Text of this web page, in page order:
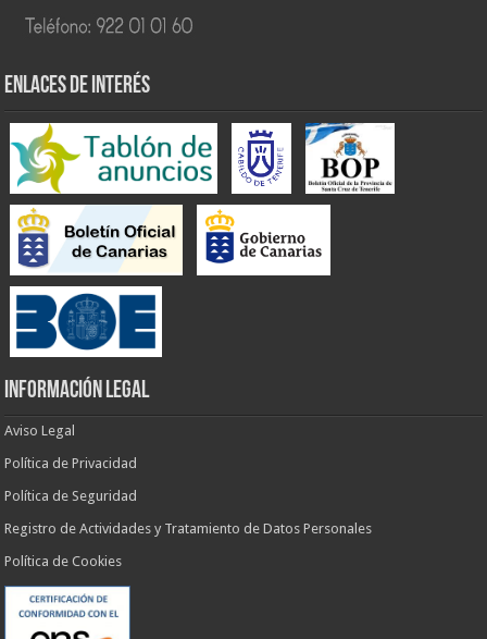
ENLACES DE INTERÉS
INFORMACIÓN LEGAL
Aviso Legal
Política de Privacidad
Política de Seguridad
Registro de Actividades y Tratamiento de Datos Personales
Política de Cookies